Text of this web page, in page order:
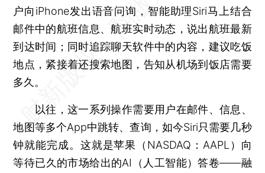
户向iPhone发出语音问询，智能助理Siri马上结合
邮件中的航班信息、航班实时动态，说出航班最新
到达时间；同时追踪聊天软件中的内容，建议吃饭
地点，紧接着还搜索地图，告知从机场到饭店需要
多久。
以往，这一系列操作需要用户在邮件、信息、
地图等多个App中跳转、查询，如今Siri只需要几秒
钟就能完成。这就是苹果（NASDAQ：AAPL）向
等待已久的市场给出的AI（人工智能）答卷——融